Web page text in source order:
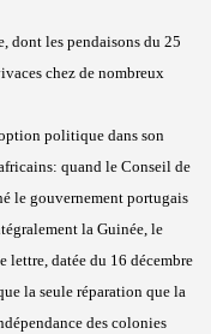
dont les pendaisons du 25
chez de nombreux
politique dans son
quand le Conseil de
le gouvernement portugais
la Guinée, le
lettre, datée du 16 décembre
la seule réparation que la
des colonies